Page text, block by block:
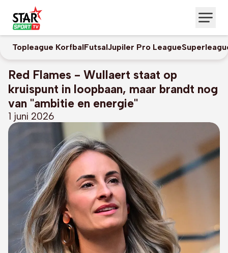
Topleague KorfbalFutsalJupiler Pro League
Red Flames - Wullaert staat op
kruispunt in loopbaan, maar brandt nog
van "ambitie en energie"
1 juni 2026